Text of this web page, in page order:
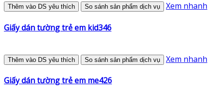
Thêm vào DS yêu thích So sánh sản phẩm dịch vụ Xem nhanh
Giấy dán tường trẻ em kid346
Thêm vào DS yêu thích So sánh sản phẩm dịch vụ Xem nhanh
Giấy dán tường trẻ em me426